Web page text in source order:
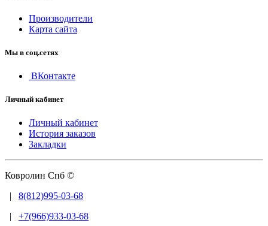
Производители
Карта сайта
Мы в соц.сетях
ВКонтакте
Личный кабинет
Личный кабинет
История заказов
Закладки
Ковролин Спб ©
| 8(812)995-03-68
| +7(966)933-03-68